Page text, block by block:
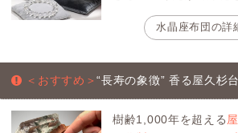
水晶座布団の詳
＜おすすめ＞“長寿の象徴” 香る屋久杉
樹齢1,000年を超える